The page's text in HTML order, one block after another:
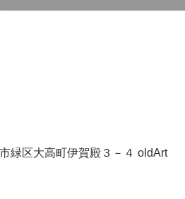
区大高町伊賀殿３－４ oldArt